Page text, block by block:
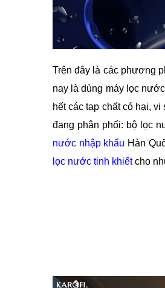
Trên đây là các phương
nay là dùng máy lọc
hết các tạp chất có hại,
đang phân phối: bộ lọc
nước nhập khẩu Hàn
lọc nước tinh khiếtcho